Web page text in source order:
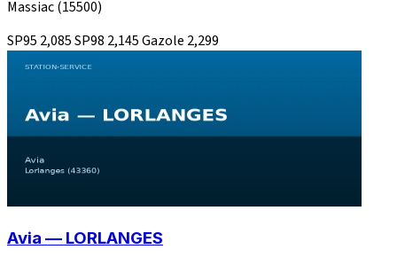
Massiac(15500)
SP95 2,085SP98 2,145Gazole 2,299
Avia — LORLANGES